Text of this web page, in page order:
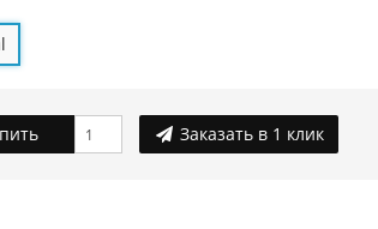
Заказать в 1 клик